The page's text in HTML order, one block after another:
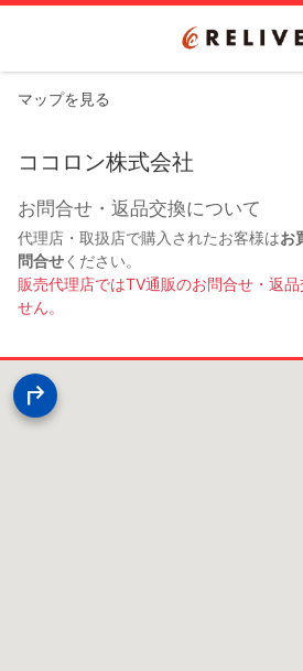
マップを見る
ココロン株式会社
お問合せ・返品交換について
代理店・取扱店で購入されたお客様はお
問合せください。
販売代理店ではTV通販のお問合せ・返
せん。